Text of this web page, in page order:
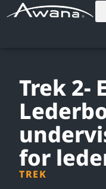
Trek 2-
for
TREK